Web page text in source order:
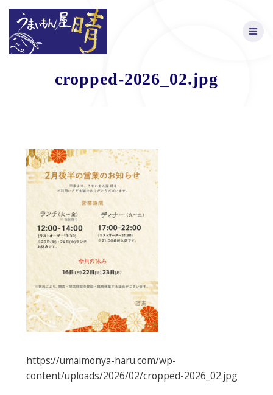
cropped-2026_02.jpg
https://umaimonya-haru.com/wp-
content/uploads/2026/02/cropped-2026_02.jpg